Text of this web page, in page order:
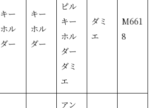
キー
ホル
ダー
キー
ホル
ダー
ピル
キー
ホル
ダー
ダミ
エ
ダミ
エ
M661
8
アン